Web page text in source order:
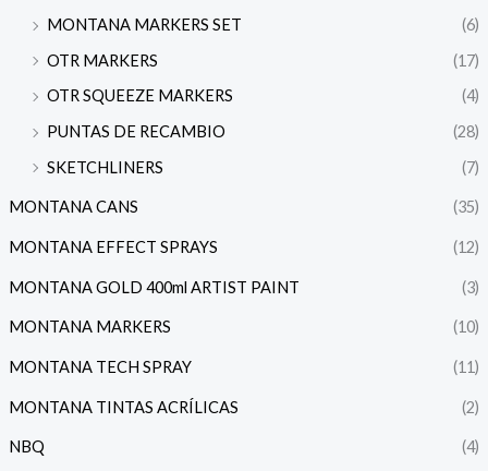
MONTANA MARKERS SET
(6)
OTR MARKERS
(17)
OTR SQUEEZE MARKERS
(4)
PUNTAS DE RECAMBIO
(28)
SKETCHLINERS
(7)
MONTANA CANS (35)
MONTANA EFFECT SPRAYS (12)
MONTANA GOLD 400ml ARTIST PAINT (3)
MONTANA MARKERS (10)
MONTANA TECH SPRAY (11)
MONTANA TINTAS ACRÍLICAS (2)
NBQ (4)